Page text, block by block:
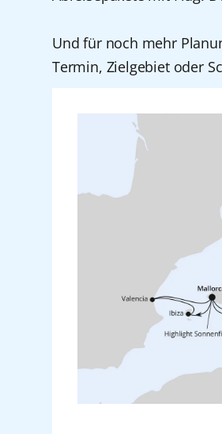
Und für noch mehr
Termin, Zielgebiet oder